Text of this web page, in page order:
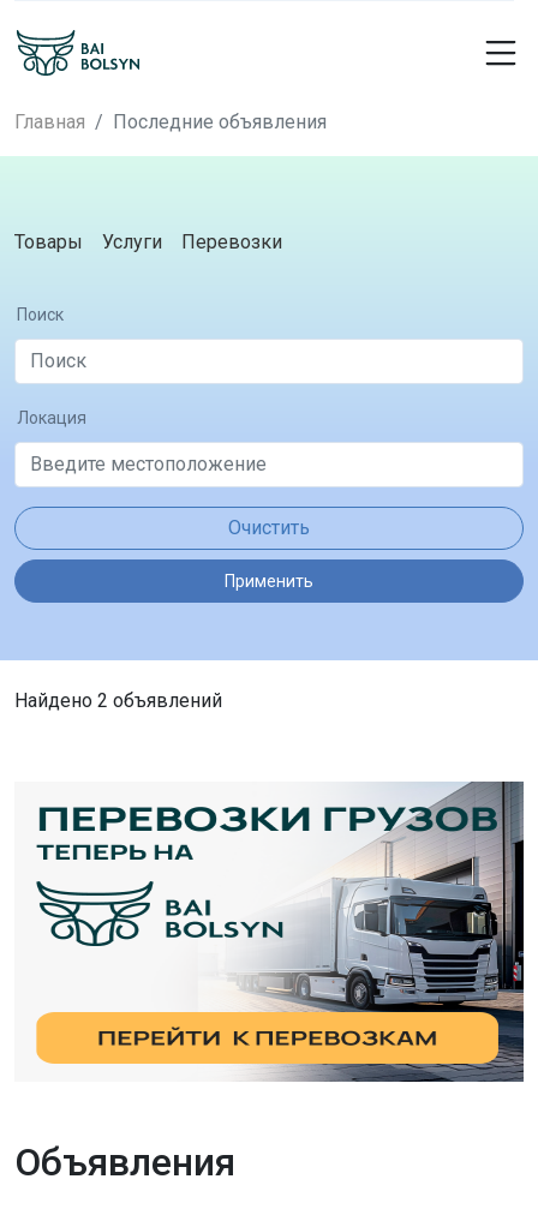
Главная Последние объявления
Товары Услуги Перевозки
Поиск
Локация
Очистить
Применить
Найдено 2 объявлений
Объявления